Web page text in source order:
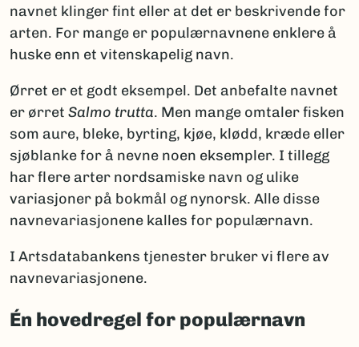
navnet klinger fint eller at det er beskrivende for
arten. For mange er populærnavnene enklere å
huske enn et vitenskapelig navn.
Ørret er et godt eksempel. Det anbefalte navnet
er ørret Salmo trutta. Men mange omtaler fisken
som aure, bleke, byrting, kjøe, klødd, kræde eller
sjøblanke for å nevne noen eksempler. I tillegg
har flere arter nordsamiske navn og ulike
variasjoner på bokmål og nynorsk. Alle disse
navnevariasjonene kalles for populærnavn.
I Artsdatabankens tjenester bruker vi flere av
navnevariasjonene.
Én hovedregel for populærnavn